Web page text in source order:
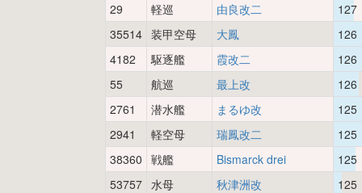
29
軽巡 由良改二
127
35514 装甲空母 大鳳
126
4182
駆逐艦 霞改二
126
55
航巡 最上改
126
2761
潜水艦 まるゆ改
125
2941
軽空母 瑞鳳改二
125
38360 戦艦 Bismarck drei
125
53757 水母 秋津洲改
125